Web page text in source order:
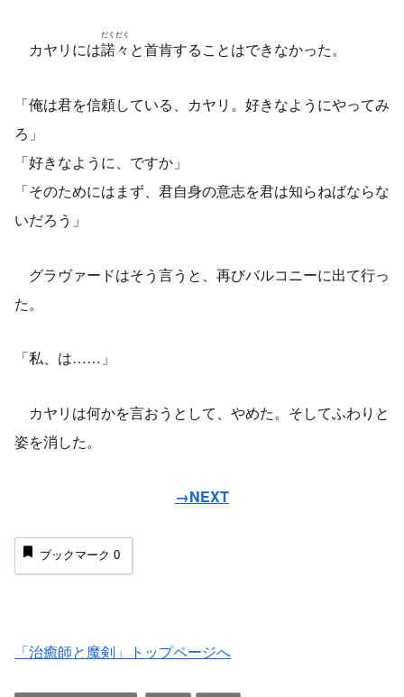
カヤリには諾々
だくだく
と首肯することはできなかった。
「俺は君を信頼している、カヤリ。好きなようにやってみ
ろ」
「好きなように、ですか」
「そのためにはまず、君自身の意志を君は知らねばならな
いだろう」
グラヴァードはそう言うと、再びバルコニーに出て行っ
た。
「私、は……」
カヤリは何かを言おうとして、やめた。そしてふわりと
姿を消した。
→NEXT
ブックマーク 0
「治癒師と魔剣」トップページへ